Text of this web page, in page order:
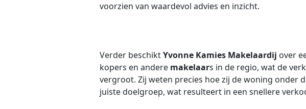
voorzien van waardevol advies en inzicht.
Verder beschiktYvonne Kamies Makelaardij over
kopers en andere makelaars in de regio, wat de
vergroot. Zij weten precies hoe zij de woning onder
juiste doelgroep, wat resulteert in een snellere